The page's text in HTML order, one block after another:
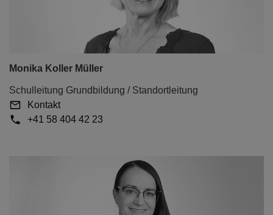
Monika Koller Müller
Schulleitung Grundbildung / Standortleitung
Kontakt
+41 58 404 42 23